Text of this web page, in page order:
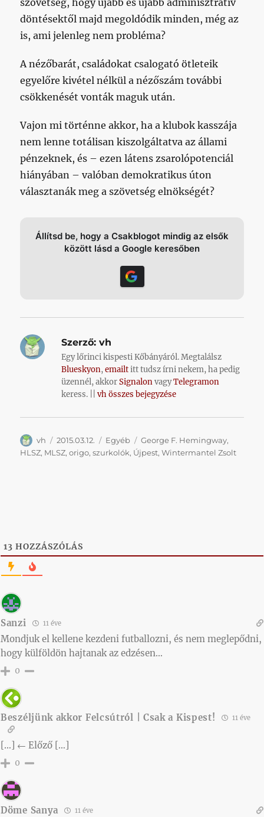
döntésektől majd megoldódik minden, még az
is, ami jelenleg nem probléma?
A nézőbarát, családokat csalogató ötleteik
egyelőre kivétel nélkül a nézőszám további
csökkenését vonták maguk után.
Vajon mi történne akkor, ha a klubok kasszája
nem lenne totálisan kiszolgáltatva az állami
pénzeknek, és – ezen látens zsarolópotenciál
hiányában – valóban demokratikus úton
választanák meg a szövetség elnökségét?
Állítsd be, hogy a Csakblogot mindig az elsők
között lásd a Google keresőben
Szerző: vh
Egy lőrinci kispesti Kőbányáról. Megtalálsz
Blueskyon,emailtitt tudsz írni nekem, ha pedig
üzennél, akkorSignalonvagyTelegramon
keress. ||vh összes bejegyzése
Szerző
vh Közzétéve
2015.03.12. Kategória
Egyéb Címke
George F. Hemingway,
HLSZ, MLSZ,origo,szurkolók, Újpest,Wintermantel Zsolt
13 HOZZÁSZÓLÁS
Sanzi 11 éve
Mondjuk el kellene kezdeni futballozni, és nem meglepődni,
hogy külföldön hajtanak az edzésen…
0
Beszéljünk akkor Felcsútról | Csak a Kispest! 11 éve
[…] ← Előző […]
0
Döme Sanya 11 éve